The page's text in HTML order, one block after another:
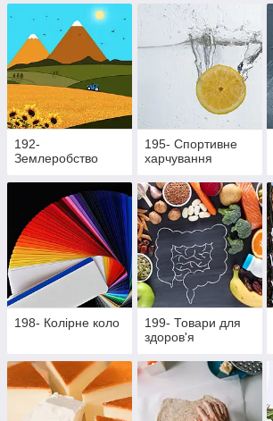
фурнітури
харчування
192-
Землеробство
195- Cпортивне
харчування
198- Колірне коло
199- Товари для
здоров'я